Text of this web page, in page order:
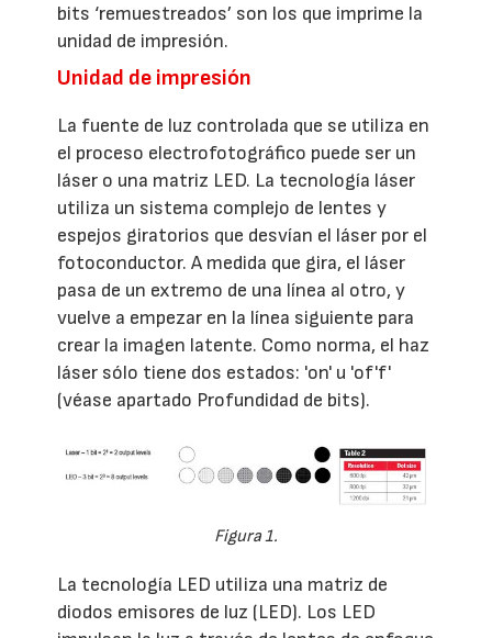
bits ‘remuestreados’ son los que imprime la
unidad de impresión.
Unidad de impresión
La fuente de luz controlada que se utiliza en
el proceso electrofotográfico puede ser un
láser o una matriz LED. La tecnología láser
utiliza un sistema complejo de lentes y
espejos giratorios que desvían el láser por el
fotoconductor. A medida que gira, el láser
pasa de un extremo de una línea al otro, y
vuelve a empezar en la línea siguiente para
crear la imagen latente. Como norma, el haz
láser sólo tiene dos estados: 'on' u 'of'f'
(véase apartado Profundidad de bits).
Figura 1.
La tecnología LED utiliza una matriz de
diodos emisores de luz (LED). Los LED